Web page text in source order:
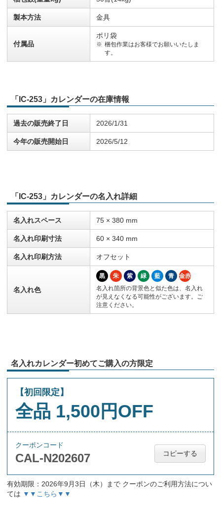
製本方法 金具
付属品
ポリ袋
梱包作業はお客様でお願いいたしま
す。
「IC-253」カレンダーの在庫情報
過去の販売終了日 2026/1/31
今年の販売開始日 2026/5/12
「IC-253」カレンダーの名入れ詳細
名入れスペース 75 × 380 mm
名入れ印刷寸法 60 × 340 mm
名入れ印刷方法 オフセット
名入れ色
黒 朱 紫 緑 藍 青
金赤
名入れ箇所の背景色と似た色は、名入れ
が見えなくなる可能性がございます。ご
注意ください。
名入れカレンダー初めてご購入の方限定
【初回限定】
全品 1,500円OFF
クーポンコード
CAL-N202607 コピーする
有効期限：2026年9月3日（木）まで クーポンのご利用方法につい
ては ▼▼こちら▼▼